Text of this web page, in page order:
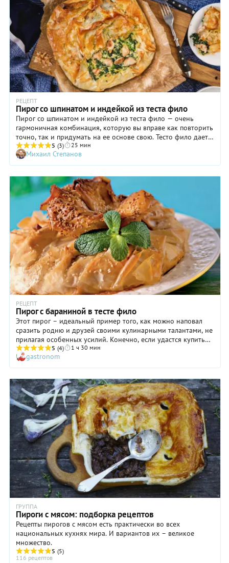
РЕЦЕПТ
Пирог со шпинатом и индейкой из теста фило
Пирог со шпинатом и индейкой из теста фило — очень
гармоничная комбинация, которую вы вправе как повторить
точно, так и придумать на ее основе свою. Тесто фило дает
невероятный простор для творчества, ведь из этих тонких
невесомых листов можно сделать пирог, пахлаву или даже
штрудель! Корочка запекается хрустящей, сохраняя внутри
с приправами, добавляйте в начинку другие сыры, например,
рикотту или моцареллу, и используйте разную зелень,
которая нравится.
5 (3) 25 мин
Михаил Степанов
РЕЦЕПТ
Пирог с бараниной в тесте фило
Этот пирог – идеальный пример того, как можно наповал
сразить родню и друзей своими кулинарными талантами, не
прилагая особенных усилий. Конечно, если удастся купить
готовое тесто.
5 (4) 1 ч 30 мин
gastronom
ГРУППА
Пироги с мясом: подборка рецептов
Рецепты пирогов с мясом есть практически во всех
национальных кухнях мира. И вариантов их – великое
множество.
5 (5)
116 рецептов